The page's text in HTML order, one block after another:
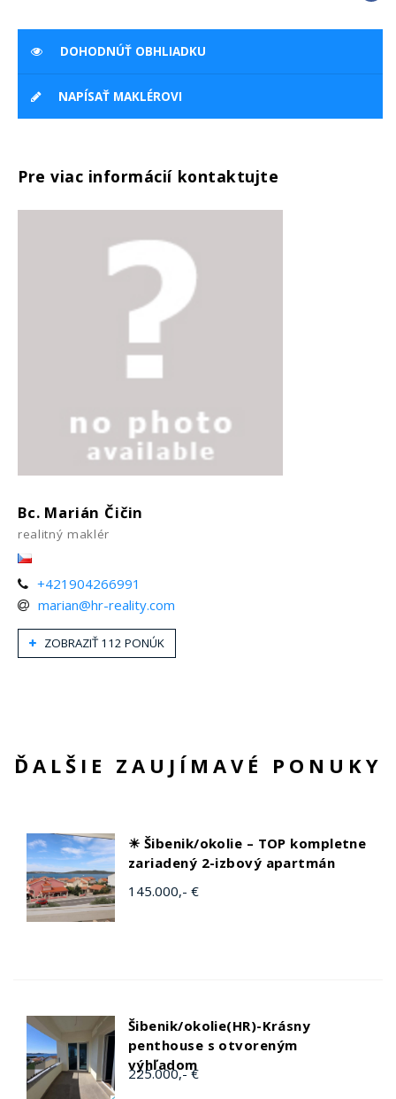
DOHODNÚŤ OBHLIADKU
NAPÍSAŤ MAKLÉROVI
Pre viac informácií kontaktujte
Bc. Marián Čičin
realitný maklér
+421904266991
marian@hr-reality.com
ZOBRAZIŤ 112 PONÚK
ĎALŠIE ZAUJÍMAVÉ PONUKY
☀ Šibenik/okolie – TOP kompletne
zariadený 2-izbový apartmán
145.000,- €
Šibenik/okolie(HR)-Krásny
penthouse s otvoreným
výhľadom
225.000,- €